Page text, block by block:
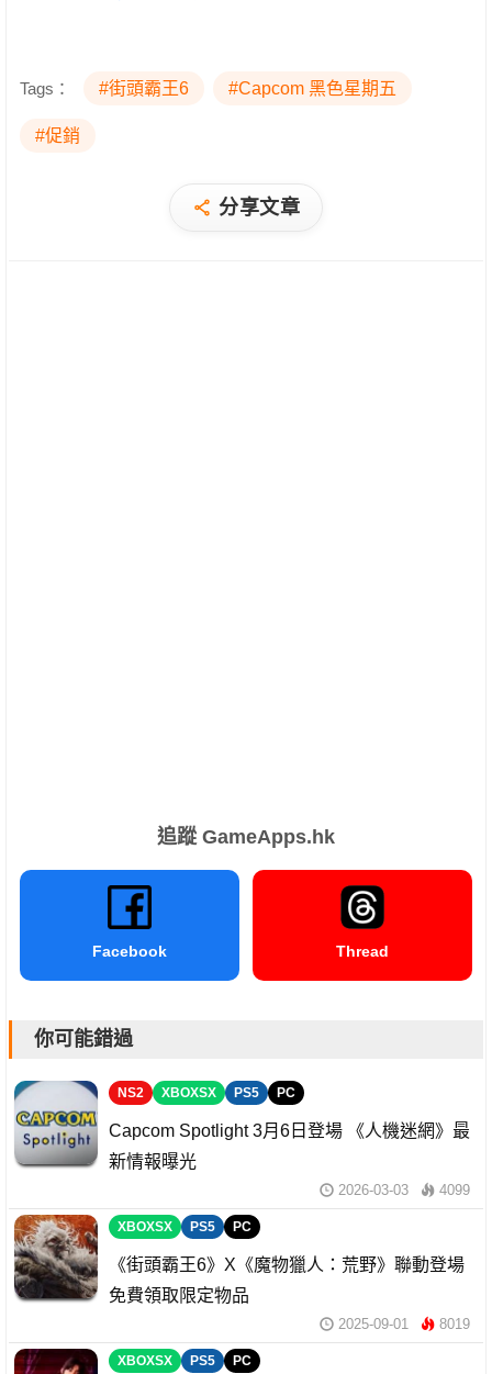
Tags： #街頭霸王6 #Capcom 黑色星期五
#促銷
分享文章
追蹤 GameApps.hk
Facebook Thread
你可能錯過
NS2 XBOXSX PS5 PC
Capcom Spotlight 3月6日登場 《人機迷網》最
新情報曝光
2026-03-03 4099
XBOXSX PS5 PC
《街頭霸王6》X《魔物獵人：荒野》聯動登場
免費領取限定物品
2025-09-01 8019
XBOXSX PS5 PC